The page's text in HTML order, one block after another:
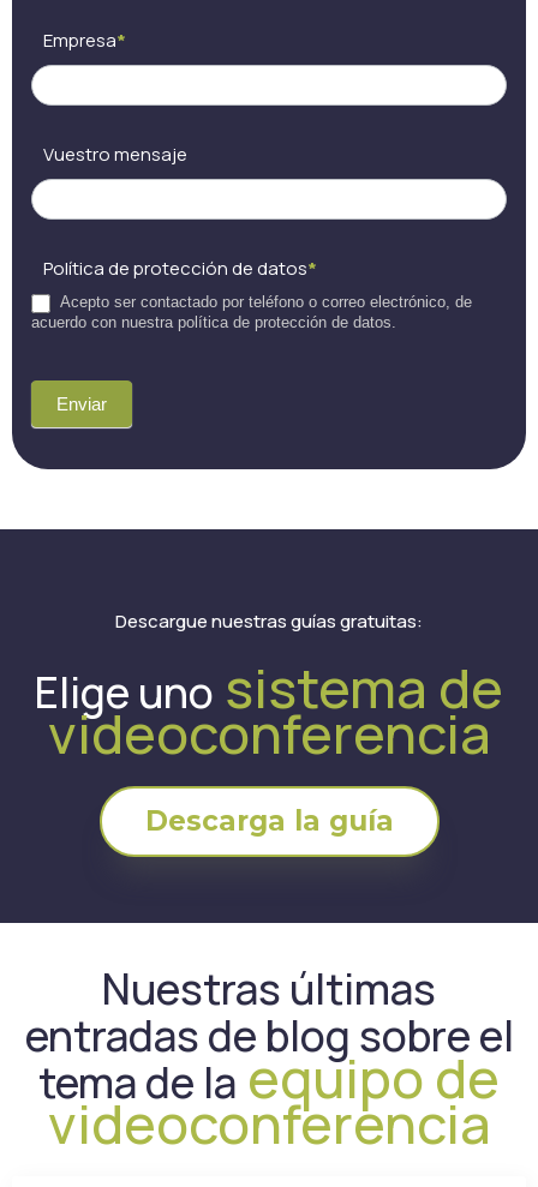
Empresa*
Vuestro mensaje
Política de protección de datos*
Acepto ser contactado por teléfono o correo electrónico, de
acuerdo con nuestra política de protección de datos.
Enviar
Descargue nuestras guías gratuitas:
Elige uno sistema de
videoconferencia
Descarga la guía
Nuestras últimas
entradas de blog sobre el
tema de la equipo de
videoconferencia